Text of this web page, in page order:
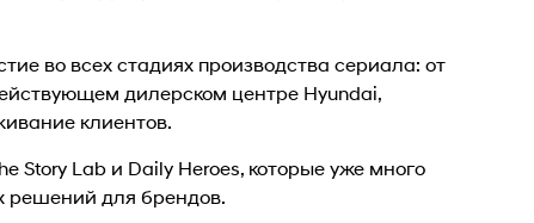
во всех стадиях производства сериала: от
дилерском центре Hyundai,
клиентов.
Story Lab и Daily Heroes, которые уже много
решений для брендов.